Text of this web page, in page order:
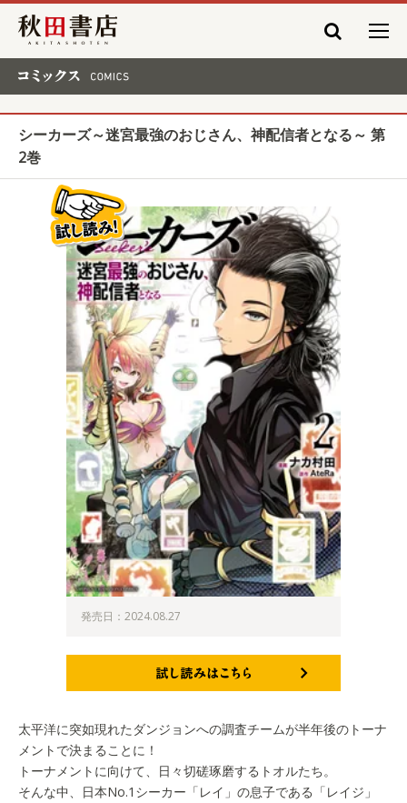
秋田書店
シーカーズ～迷宮最強のおじさん、神配信者となる～ 第
2巻
発売日：2024.08.27
太平洋に突如現れたダンジョンへの調査チームが半年後のトーナ
メントで決まることに！
トーナメントに向けて、日々切磋琢磨するトオルたち。
そんな中、日本No.1シーカー「レイ」の息子である「レイジ」